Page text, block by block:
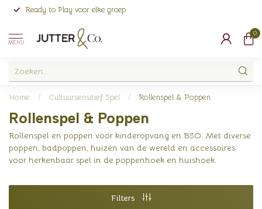
Ready to Play voor elke groep
MENU
0
Home / Cultuursensitief Spel / Rollenspel & Poppen
Rollenspel & Poppen
Rollenspel en poppen voor kinderopvang en BSO. Met diverse
poppen, badpoppen, huizen van de wereld en accessoires
voor herkenbaar spel in de poppenhoek en huishoek.
Filters